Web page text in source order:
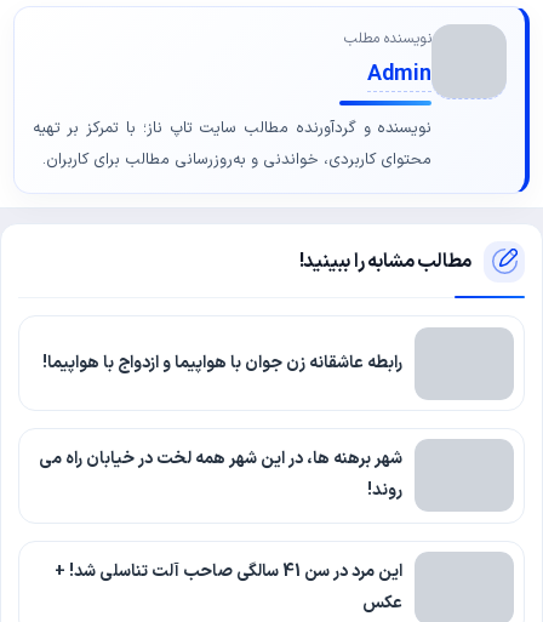
نویسنده مطلب
Admin
نویسنده و گردآورنده مطالب سایت تاپ ناز؛ با تمرکز بر تهیه
محتوای کاربردی، خواندنی و به‌روزرسانی مطالب برای کاربران.
مطالب مشابه را ببینید!
رابطه عاشقانه زن جوان با هواپیما و ازدواج با هواپیما!
شهر برهنه ها، در این شهر همه لخت در خیابان راه می
روند!
این مرد در سن 41 سالگی صاحب آلت تناسلی شد! +
عکس